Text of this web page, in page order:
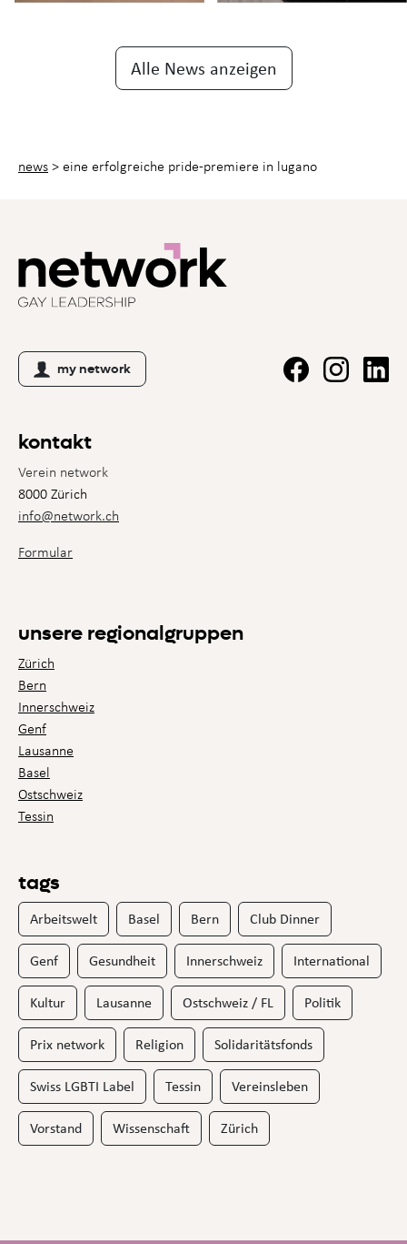
Alle News anzeigen
news > eine erfolgreiche pride-premiere in lugano
my network
kontakt
Verein network
8000 Zürich
info@network.ch
Formular
unsere regionalgruppen
Zürich
Bern
Innerschweiz
Genf
Lausanne
Basel
Ostschweiz
Tessin
tags
Arbeitswelt Basel Bern Club Dinner
Genf Gesundheit Innerschweiz International
Kultur Lausanne Ostschweiz / FL Politik
Prix network Religion Solidaritätsfonds
Swiss LGBTI Label Tessin Vereinsleben
Vorstand Wissenschaft Zürich